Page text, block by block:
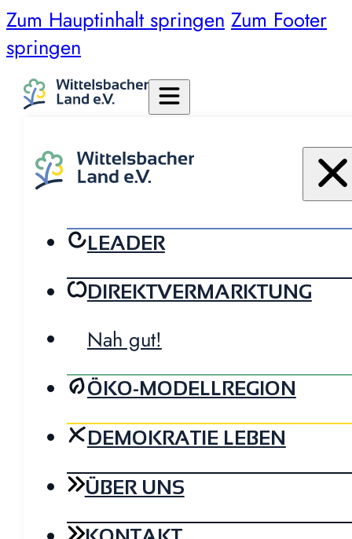
Zum Hauptinhalt springen Zum Footer
springen
LEADER
DIREKTVERMARKTUNG
Nah gut!
ÖKO-MODELLREGION
DEMOKRATIE LEBEN
ÜBER UNS